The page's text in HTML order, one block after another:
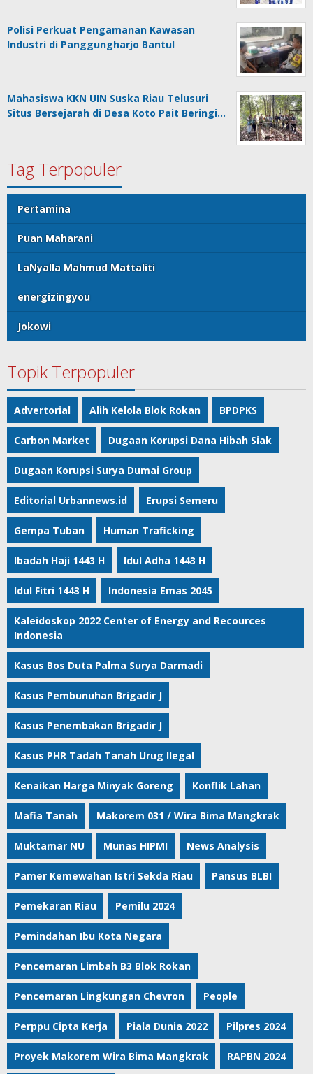
Polisi Perkuat Pengamanan Kawasan
Industri di Panggungharjo Bantul
Mahasiswa KKN UIN Suska Riau Telusuri
Situs Bersejarah di Desa Koto Pait Beringi…
Tag Terpopuler
Pertamina
Puan Maharani
LaNyalla Mahmud Mattaliti
energizingyou
Jokowi
Topik Terpopuler
Advertorial Alih Kelola Blok Rokan BPDPKS
Carbon Market Dugaan Korupsi Dana Hibah Siak
Dugaan Korupsi Surya Dumai Group
Editorial Urbannews.id Erupsi Semeru
Gempa Tuban Human Traficking
Ibadah Haji 1443 H Idul Adha 1443 H
Idul Fitri 1443 H Indonesia Emas 2045
Kaleidoskop 2022 Center of Energy and Recources
Indonesia
Kasus Bos Duta Palma Surya Darmadi
Kasus Pembunuhan Brigadir J
Kasus Penembakan Brigadir J
Kasus PHR Tadah Tanah Urug Ilegal
Kenaikan Harga Minyak Goreng Konflik Lahan
Mafia Tanah Makorem 031 / Wira Bima Mangkrak
Muktamar NU Munas HIPMI News Analysis
Pamer Kemewahan Istri Sekda Riau Pansus BLBI
Pemekaran Riau Pemilu 2024
Pemindahan Ibu Kota Negara
Pencemaran Limbah B3 Blok Rokan
Pencemaran Lingkungan Chevron People
Perppu Cipta Kerja Piala Dunia 2022 Pilpres 2024
Proyek Makorem Wira Bima Mangkrak RAPBN 2024